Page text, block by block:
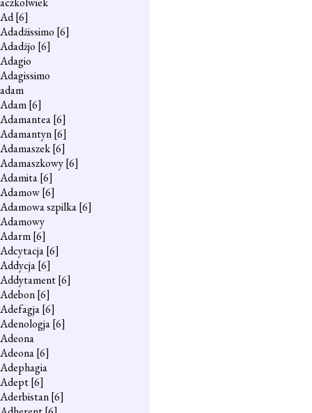
Ad[6]
Adadżissimo [6]
Adadżjo [6]
Adagio
Adagissimo
adam
Adam[6]
Adamantea[6]
Adamantyn[6]
Adamaszek[6]
Adamaszkowy[6]
Adamita[6]
Adamow[6]
Adamowa szpilka[6]
Adamowy
Adarm[6]
Adcytacja[6]
Addycja[6]
Addytament[6]
Adebon[6]
Adefagja[6]
Adenologja[6]
Adeona
Adeona[6]
Adephagia
Adept[6]
Aderbistan[6]